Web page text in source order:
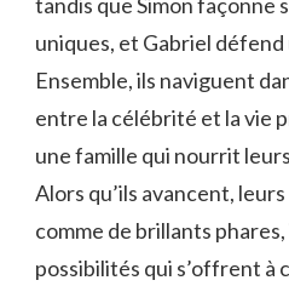
uniques, et Gabriel défend
Ensemble, ils naviguent
entre la célébrité et la vie
une famille qui nourrit
Alors qu’ils avancent,
comme de brillants
possibilités qui s’offrent à